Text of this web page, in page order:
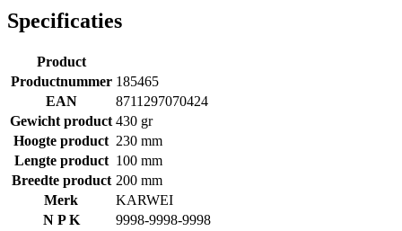
Specificaties
Product
Productnummer 185465
EAN
8711297070424
Gewicht product 430 gr
Hoogte product 230 mm
Lengte product 100 mm
Breedte product 200 mm
Merk
KARWEI
N P K
9998-9998-9998